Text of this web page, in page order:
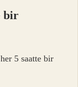
bir
5 saatte bir